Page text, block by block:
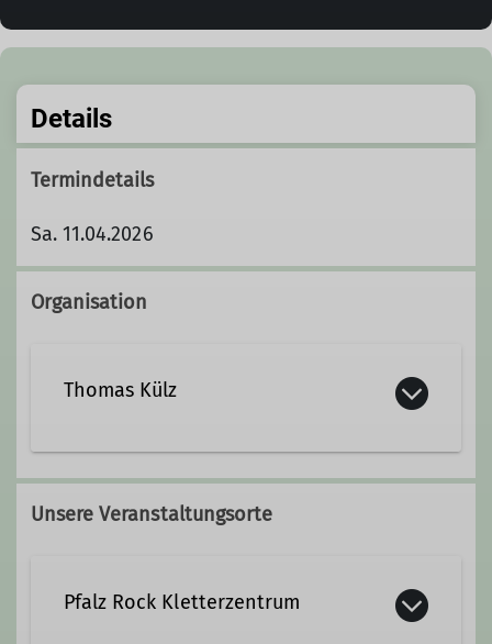
Details
Termindetails
Sa. 11.04.2026
Organisation
Thomas Külz
Qualifikationen
Unsere Veranstaltungsorte
Pfalz Rock Kletterzentrum